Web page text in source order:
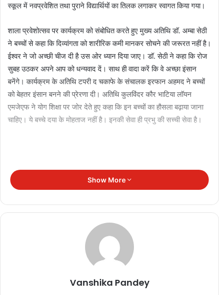
स्कूल में नवप्रवेशित तथा पुराने विद्यार्थियों का तिलक लगाकर स्वागत किया गया।
शाला प्रवेशोत्सव पर कार्यक्रम को संबोधित करते हुए मुख्य अतिथि डॉ. अम्बा सेठी
ने बच्चों से कहा कि दिव्यांगता को शारीरिक कमी मानकर सोचने की जरूरत नहीं है।
ईश्वर ने जो अच्छी चीज दी है उस ओर ध्यान दिया जाए। डॉ. सेठी ने कहा कि रोज
सुबह उठकर अपने आप को धन्यवाद दें। साथ ही वादा करें कि वे अच्छा इंसान
बनेंगे। कार्यक्रम के अतिथि टपरी द चकाफे के संचालक इरफान अहमद ने बच्चों
को बेहतर इंसान बनने की प्रेरणा दी। अतिथि कुलविंदर कौर भाटिया लॉयन
एमजेएफ ने योग शिक्षा पर जोर देते हुए कहा कि इन बच्चों का हौसला बढ़ाया जाना
चाहिए। ये बच्चे दया के मोहताज नहीं है। इनकी सेवा ही प्रभु की सच्ची सेवा है।
Show More
Vanshika Pandey